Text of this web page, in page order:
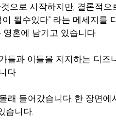
으로 시작하지만, 결론적으
될수있다” 라는 메세지를
혼에 남기고 있습니다.
들과 이들을 지지하는 디즈
다.
들어갔습니다. 한 장면에
습니다.